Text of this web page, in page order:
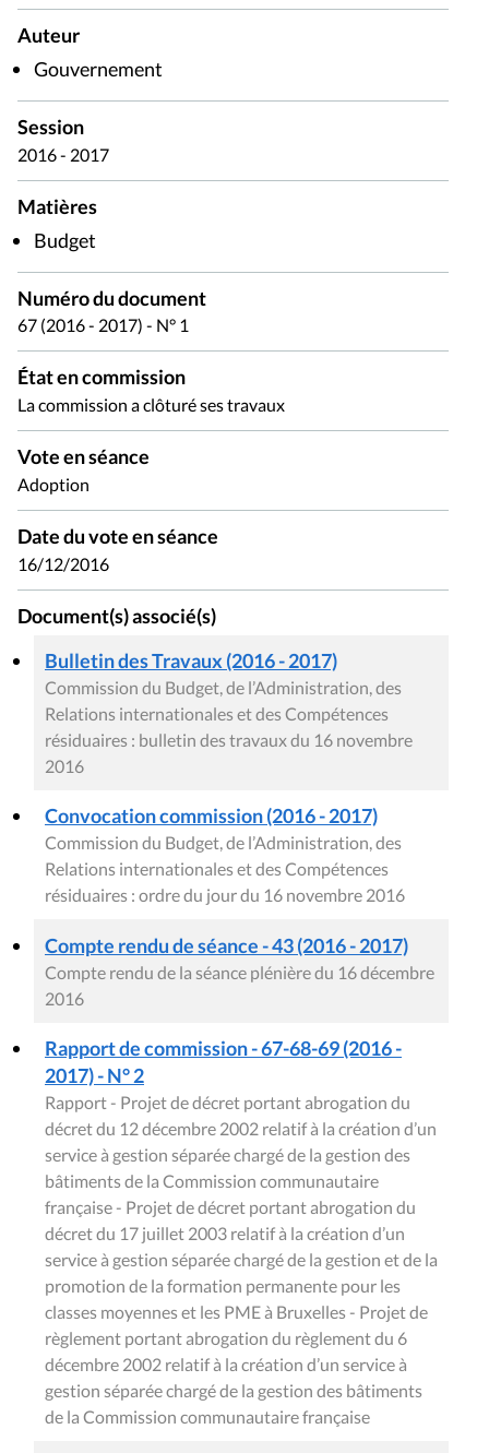
Auteur
Gouvernement
Session
2016 - 2017
Matières
Budget
Numéro du document
67 (2016 - 2017) - N° 1
État en commission
La commission a clôturé ses travaux
Vote en séance
Adoption
Date du vote en séance
16/12/2016
Document(s) associé(s)
Bulletin des Travaux (2016 - 2017)
Commission du Budget, de l’Administration, des
Relations internationales et des Compétences
résiduaires : bulletin des travaux du 16 novembre
2016
Convocation commission (2016 - 2017)
Commission du Budget, de l’Administration, des
Relations internationales et des Compétences
résiduaires : ordre du jour du 16 novembre 2016
Compte rendu de séance - 43 (2016 - 2017)
Compte rendu de la séance plénière du 16 décembre
2016
Rapport de commission - 67-68-69 (2016 -
2017) - N° 2
Rapport - Projet de décret portant abrogation du
décret du 12 décembre 2002 relatif à la création d’un
service à gestion séparée chargé de la gestion des
bâtiments de la Commission communautaire
française - Projet de décret portant abrogation du
décret du 17 juillet 2003 relatif à la création d’un
service à gestion séparée chargé de la gestion et de la
promotion de la formation permanente pour les
classes moyennes et les PME à Bruxelles - Projet de
règlement portant abrogation du règlement du 6
décembre 2002 relatif à la création d’un service à
gestion séparée chargé de la gestion des bâtiments
de la Commission communautaire française